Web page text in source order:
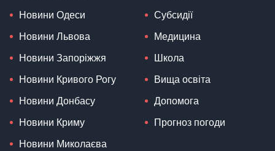
Новини Одеси
Новини Львова
Новини Запоріжжя
Новини Кривого Рогу
Новини Донбасу
Новини Криму
Новини Миколаєва
Субсидії
Медицина
Школа
Вища освіта
Допомога
Прогноз погоди